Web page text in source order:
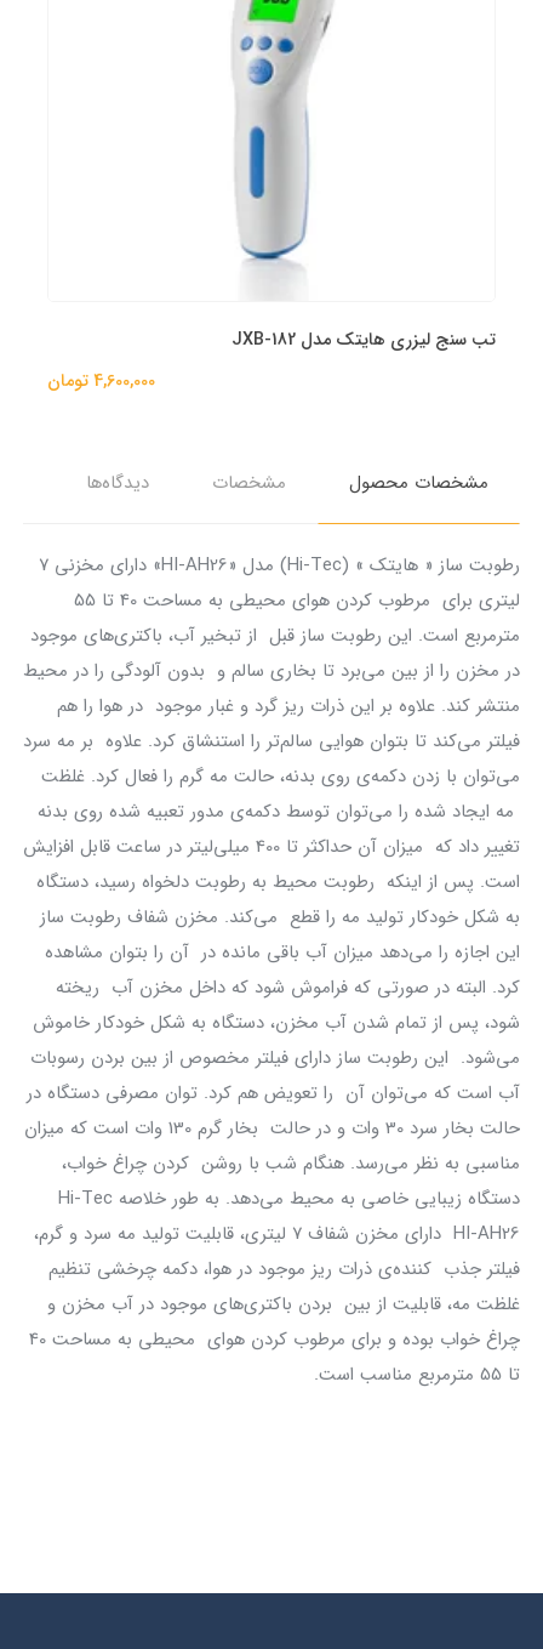
تب سنج لیزری هایتک مدل JXB-182
4,600,000 تومان
مشخصات محصول مشخصات دیدگاه‌ها
رطوبت ساز « هایتک » (Hi-Tec) مدل «HI-AH26» دارای مخزنی 7
لیتری برای مرطوب کردن هوای محیطی به مساحت 40 تا 55
مترمربع است. این رطوبت ساز قبل از تبخیر آب، باکتری‌های موجود
در مخزن را از بین می‌برد تا بخاری سالم و بدون آلودگی را در محیط
منتشر کند. علاوه بر این ذرات ریز گرد و غبار موجود در هوا را هم
فیلتر می‌کند تا بتوان هوایی سالم‌تر را استنشاق کرد. علاوه بر مه سرد
می‌توان با زدن دکمه‌ی روی بدنه، حالت مه گرم را فعال کرد. غلظت
مه ایجاد شده را می‌توان توسط دکمه‌ی مدور تعبیه شده روی بدنه
تغییر داد که میزان آن حداکثر تا 400 میلی‌لیتر در ساعت قابل افزایش
است. پس از اینکه رطوبت محیط به رطوبت دلخواه رسید، دستگاه
به شکل خودکار تولید مه را قطع می‌کند. مخزن شفاف رطوبت ساز
این اجازه را می‌دهد میزان آب باقی مانده در آن را بتوان مشاهده
کرد. البته در صورتی که فراموش شود که داخل مخزن آب ریخته
شود، پس از تمام شدن آب مخزن، دستگاه به شکل خودکار خاموش
می‌شود. این رطوبت ساز دارای فیلتر مخصوص از بین بردن رسوبات
آب است که می‌توان آن را تعویض هم کرد. توان مصرفی دستگاه در
حالت بخار سرد 30 وات و در حالت بخار گرم 130 وات است که میزان
مناسبی به نظر می‌رسد. هنگام شب با روشن کردن چراغ خواب،
دستگاه زیبایی خاصی به محیط می‌دهد. به طور خلاصه Hi-Tec
HI-AH26 دارای مخزن شفاف 7 لیتری، قابلیت تولید مه سرد و گرم،
فیلتر جذب کننده‌ی ذرات ریز موجود در هوا، دکمه چرخشی تنظیم
غلظت مه، قابلیت از بین بردن باکتری‌های موجود در آب مخزن و
چراغ خواب بوده و برای مرطوب کردن هوای محیطی به مساحت 40
تا 55 مترمربع مناسب است.